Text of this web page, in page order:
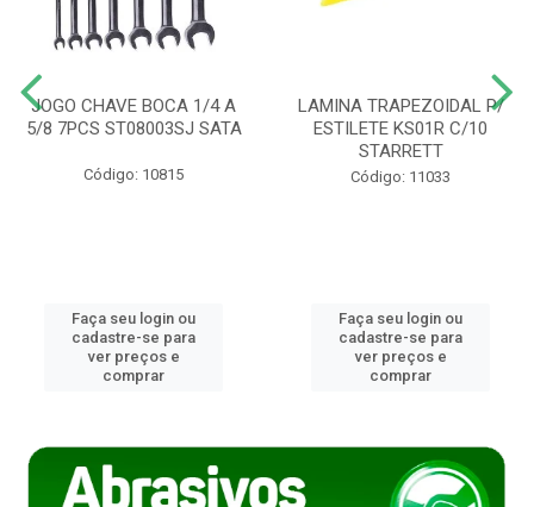
JOGO CHAVE BOCA 1/4 A
5/8 7PCS ST08003SJ SATA
Código: 10815
Faça seu login ou
cadastre-se para
ver preços e
comprar
LAMINA TRAPEZOIDAL P/
ESTILETE KS01R C/10
STARRETT
Código: 11033
Faça seu login ou
cadastre-se para
ver preços e
comprar